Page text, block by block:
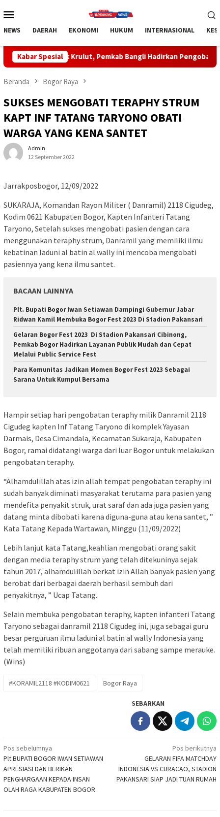
ke
Mobile
NEWS DAERAH EKONOMI HUKUM INTERNASIONAL
Kabar Spesial
Pemkab Bangli Hadirkan Pengobatan Gratis di Empat
Beranda Bogor Raya
SUKSES MENGOBATI TERAPHY STRUM
KAPT INF TATANG TARYONO OBATI
WARGA YANG KENA SANTET
Admin
12 September 2022
Jarrakposbogor, 12/09/2022
SUKARAJA, Komandan Rayon Militer ( Danramil) 2118 Cigudeg,
Kodim 0621 Kabupaten Bogor, Kapten Infanteri Tatang
Taryono, Setelah sukses mengobati pasien dengan cara
menggunakan teraphy strum, Danramil yang memiliki ilmu
kebatinan laduni al batin al wally ini mencoba mengobati
pasiennya yang kena ilmu santet.
BACAAN LAINNYA
Plt. Bupati Bogor Iwan Setiawan Dampingi Gubernur Jabar
Ridwan Kamil Membuka Bogor Fest 2023 Di Stadion Pakansari
Gelaran Bogor Fest 2023 Di Stadion Pakansari Cibinong,
Pemkab Bogor Hadirkan Layanan Publik Mudah dan Cepat
Melalui Public Service Fest
Para Komunitas Jadikan Momen Bogor Fest 2023 Sebagai
Sarana Untuk Kumpul Bersama
Hampir setiap hari pengobatan teraphy milik Danramil 2118
Cigudeg kapten Inf Tatang Taryono di komplek Yayasan
Darmais, Desa Cimandala, Kecamatan Sukaraja, Kabupaten
Bogor, ramai didatangi warga dari luar Bogor untuk melakukan
pengobatan teraphy.
“Alhamdulillah atas izin allah tempat pengobatan teraphy ini
sudah banyak diminati masyarakat terutama para pasien yang
mendefita penyakit struk, urat saraf dan ada juga pasien yang
datang minta dibobati karena diguna-guna atau kena santet, ”
Kata Tatang Kepada Wartawan, Minggu (11/09/2022)
Lebih lanjut kata Tatang,keahlian mengobati orang sakit
dengan media teraphy strum yang telah ditekuninya sejak
tahun 2017, alhamdulillah berkat izin Allah banyak pasien yang
berobat dari berbagai daerah berhasil sembuh dari
penyakitnya, ” Ucap Tatang.
Selain membuka pengobatan teraphy, kapten infanteri Tatang
Taryono sebagai danramil 2118 Cigudeg ini, juga sebagai guru
besar perguruan ilmu laduni al batin al wally Indonesia yang
telah memiliki ribuan anggotanya dari sabang sampe merauke.
(Wins)
#KORAMIL2118 #KODIM0621 Bogor Raya
SEBARKAN
Navigasi
pos
Pos sebelumnya
Plt.BUPATI BOGOR IWAN SETIAWAN
APRESIASI DAN BERIKAN
PENGHARGAAN KEPADA INSAN
OLAH RAGA KABUPATEN BOGOR
Pos berikutnya
GELARAN FIFA MATCHDAY
INDONESIA VS CURACAO, STADION
PAKANSARI SIAP JADI TUAN RUMAH